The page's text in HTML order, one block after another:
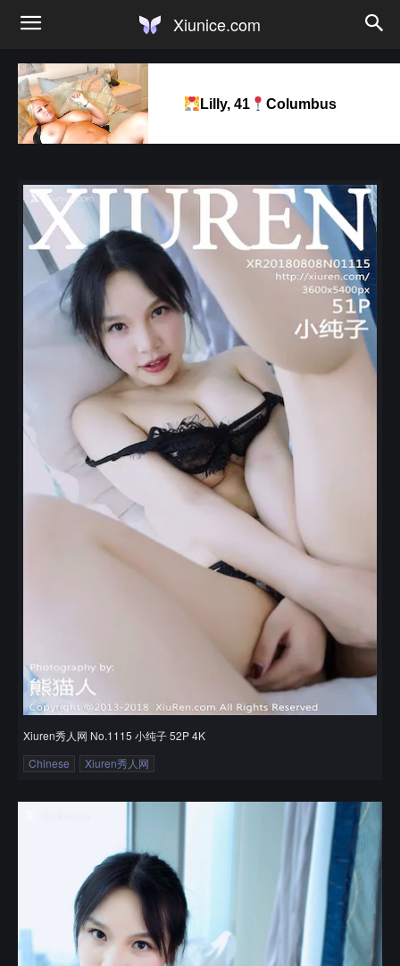
Xiunice.com
Lilly, 41 Columbus
Xiuren秀人网 No.1115 小纯子 52P 4K
Chinese
Xiuren秀人网